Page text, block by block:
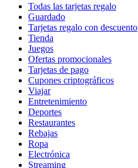
Todas las tarjetas regalo
Guardado
Tarjetas regalo con descuento
Tienda
Juegos
Ofertas promocionales
Tarjetas de pago
Cupones criptográficos
Viajar
Entretenimiento
Deportes
Restaurantes
Rebajas
Ropa
Electrónica
Streaming